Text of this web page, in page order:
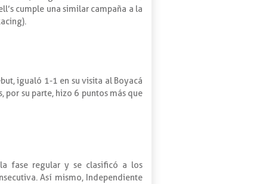
cumple una similar campaña a la
igualó 1-1 en su visita al Boyacá
por su parte, hizo 6 puntos más que
fase regular y se clasificó a los
Así mismo, Independiente